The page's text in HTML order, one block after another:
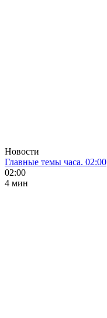
Новости
Главные темы часа. 02:00
02:00
4 мин